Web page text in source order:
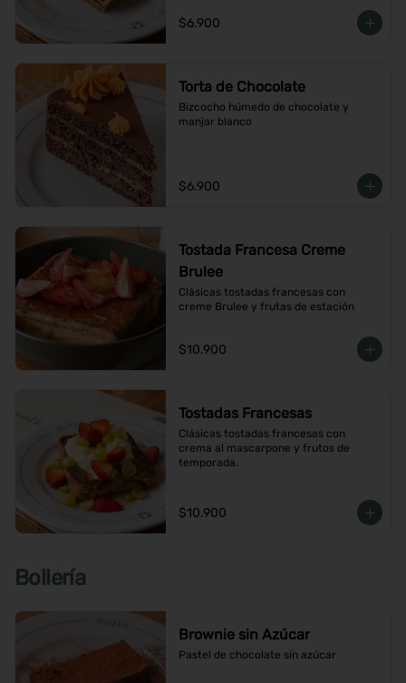
$6.900
Torta de Chocolate
Bizcocho húmedo de chocolate y
manjar blanco
$6.900
Tostada Francesa Creme
Brulee
Clásicas tostadas francesas con
creme Brulee y frutas de estación
$10.900
Tostadas Francesas
Clásicas tostadas francesas con
crema al mascarpone y frutos de
temporada.
$10.900
Bollería
Brownie sin Azúcar
Pastel de chocolate sin azúcar